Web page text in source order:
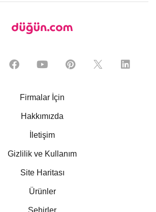
Firmalar İçin
Hakkımızda
İletişim
Gizlilik ve Kullanım
Site Haritası
Ürünler
Şehirler